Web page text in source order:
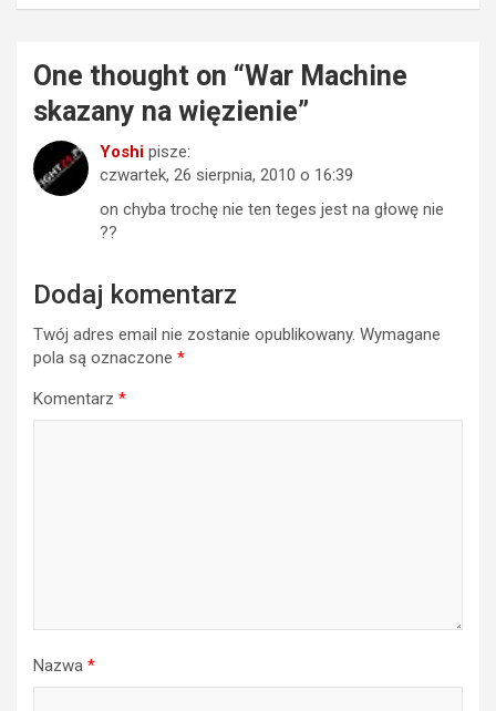
One thought on “War Machine
skazany na więzienie”
Yoshi pisze:
czwartek, 26 sierpnia, 2010 o 16:39
on chyba trochę nie ten teges jest na głowę nie
??
Dodaj komentarz
Twój adres email nie zostanie opublikowany. Wymagane
pola są oznaczone *
Komentarz *
Nazwa *